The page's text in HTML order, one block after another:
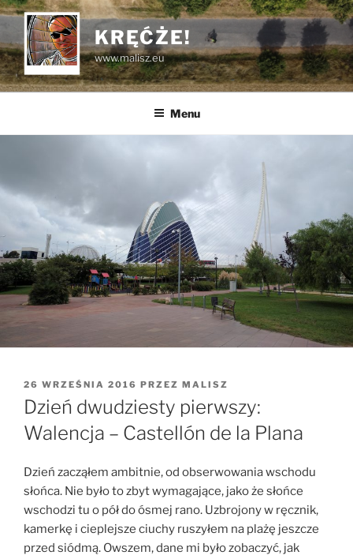
Przejdź
treści
KRĘĆŻE!
www.malisz.eu
Menu
OPUBLIKOWANE
W
26 WRZEŚNIA 2016 PRZEZ MALISZ
Dzień dwudziesty pierwszy:
Walencja – Castellón de la Plana
Dzień zacząłem ambitnie, od obserwowania wschodu
słońca. Nie było to zbyt wymagające, jako że słońce
wschodzi tu o pół do ósmej rano. Uzbrojony w ręcznik,
kamerkę i cieplejsze ciuchy ruszyłem na plażę jeszcze
przed siódmą. Owszem, dane mi było zobaczyć, jak